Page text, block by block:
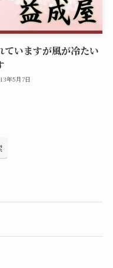
ていますが風が冷たい
年5月7日